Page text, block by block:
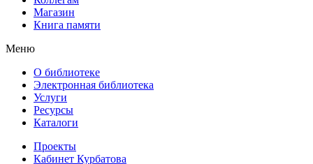
Магазин
Книга памяти
Меню
О библиотеке
Электронная библиотека
Услуги
Ресурсы
Каталоги
Проекты
Кабинет Курбатова